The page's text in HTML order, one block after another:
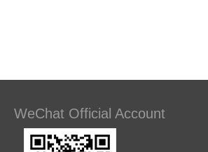
WeChat Official Account